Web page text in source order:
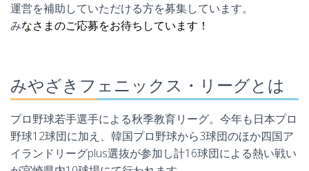
運営を補助していただける方を募集しています。
みなさまのご応募をお待ちしています！
みやざきフェニックス・リーグとは
プロ野球若手選手による秋季教育リーグ。今年も日本プロ
野球12球団に加え、韓国プロ野球から3球団のほか四国ア
イランドリーグplus選抜が参加し計16球団による熱い戦い